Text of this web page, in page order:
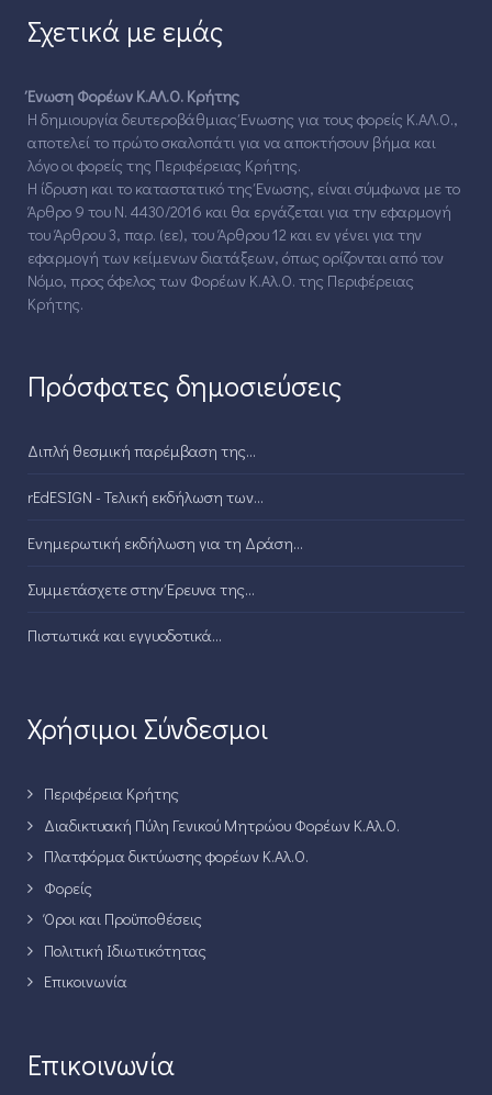
Σχετικά με εμάς
Ένωση Φορέων Κ.ΑΛ.Ο. Κρήτης
Η δημιουργία δευτεροβάθμιας Ένωσης για τους φορείς Κ.ΑΛ.Ο.,
αποτελεί το πρώτο σκαλοπάτι για να αποκτήσουν βήμα και
λόγο οι φορείς της Περιφέρειας Κρήτης.
Η ίδρυση και το καταστατικό της Ένωσης, είναι σύμφωνα με το
Άρθρο 9 του Ν. 4430/2016 και θα εργάζεται για την εφαρμογή
του Άρθρου 3, παρ. (εε), του Άρθρου 12 και εν γένει για την
εφαρμογή των κείμενων διατάξεων, όπως ορίζονται από τον
Νόμο, προς όφελος των Φορέων Κ.Αλ.Ο. της Περιφέρειας
Κρήτης.
Πρόσφατες δημοσιεύσεις
Διπλή θεσμική παρέμβαση της...
rEdESIGN - Τελική εκδήλωση των...
Ενημερωτική εκδήλωση για τη Δράση...
Συμμετάσχετε στην Έρευνα της...
Πιστωτικά και εγγυοδοτικά...
Χρήσιμοι Σύνδεσμοι
Περιφέρεια Κρήτης
Διαδικτυακή Πύλη Γενικού Μητρώου Φορέων Κ.Αλ.Ο.
Πλατφόρμα δικτύωσης φορέων Κ.Αλ.Ο.
Φορείς
Όροι και Προϋποθέσεις
Πολιτική Ιδιωτικότητας
Επικοινωνία
Επικοινωνία